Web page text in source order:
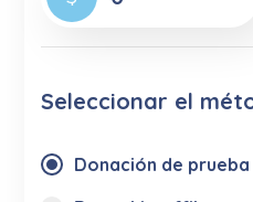
Seleccionar el
Donación de prueba